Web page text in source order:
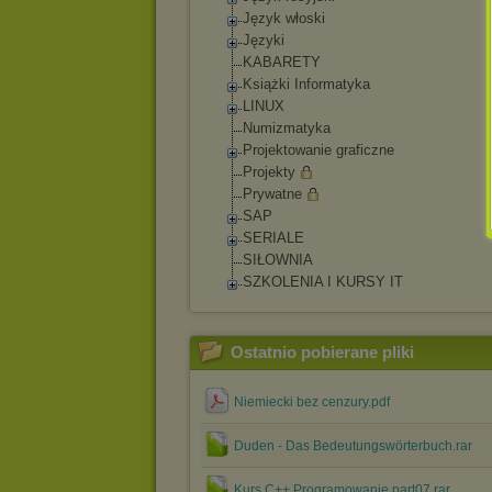
Język włoski
Języki
KABARETY
Książki Informatyka
LINUX
Numizmatyka
Projektowanie graficzne
Projekty
Prywatne
SAP
SERIALE
SIŁOWNIA
SZKOLENIA I KURSY IT
Ostatnio pobierane pliki
Niemiecki bez cenzury.pdf
Duden - Das Bedeutungswörterbuch.rar